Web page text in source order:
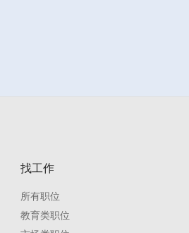
找工作
所有职位
教育类职位